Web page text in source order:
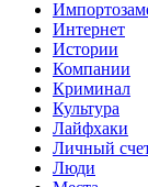
Интернет
Истории
Компании
Криминал
Культура
Лайфхаки
Личный
Люди